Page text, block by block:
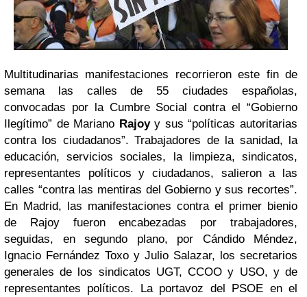
Multitudinarias manifestaciones recorrieron este fin de
semana las calles de 55 ciudades españolas,
convocadas por la Cumbre Social contra el “Gobierno
Ilegítimo” de Mariano Rajoyy sus “políticas autoritarias
contra los ciudadanos”. Trabajadores de la sanidad, la
educación, servicios sociales, la limpieza, sindicatos,
representantes políticos y ciudadanos, salieron a las
calles “contra las mentiras del Gobierno y sus recortes”.
En Madrid, las manifestaciones contra el primer bienio
de Rajoy fueron encabezadas por trabajadores,
seguidas, en segundo plano, por Cándido Méndez,
Ignacio Fernández Toxo y Julio Salazar, los secretarios
generales de los sindicatos UGT, CCOO y USO, y de
representantes políticos. La portavoz del PSOE en el